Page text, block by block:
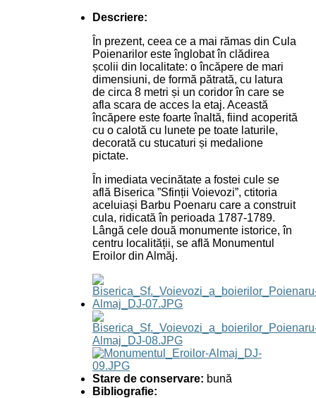
Descriere:
În prezent, ceea ce a mai rămas din Cula
Poienarilor este înglobat în clădirea
școlii din localitate: o încăpere de mari
dimensiuni, de formă pătrată, cu latura
de circa 8 metri și un coridor în care se
afla scara de acces la etaj. Această
încăpere este foarte înaltă, fiind acoperită
cu o calotă cu lunete pe toate laturile,
decorată cu stucaturi și medalione
pictate.
În imediata vecinătate a fostei cule se
află Biserica ”Sfinții Voievozi”, ctitoria
aceluiași Barbu Poenaru care a construit
cula, ridicată în perioada 1787-1789.
Lângă cele două monumente istorice, în
centru localității, se află Monumentul
Eroilor din Almăj.
Stare de conservare: bună
Bibliografie: